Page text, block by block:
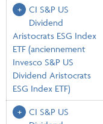
CI S&P US
Dividend
Aristocrats ESG Index
ETF (anciennement
Invesco S&P US
Dividend Aristocrats
ESG Index ETF)
CI S&P US